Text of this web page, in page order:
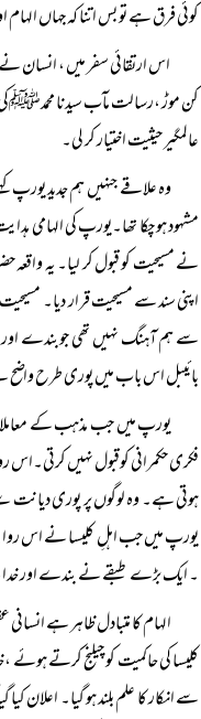
کوئی فرق ہے تو بس اتنا کہ جہاں
اس ارتقائی سفر میں ، انسان
کن موڑ ،رسالت مآب سیدنا
عالمگیر حیثیت اختیار کر لی۔
وہ علاقے جنہیں ہم جدید یورپ
مشہود ہو چکا تھا۔یورپ کی الہامی
نے مسیحیت کو قبول کر لیا۔ یہ
اپنی سند سے مسیحیت قرار دیا۔
سے ہم آہنگ نہیں تھی جوبندے اور
بائیبل اس باب میں پوری طرح
یورپ میں جب مذہب کے معاملات
فکری حکمرانی کوقبول نہیں
ہوتی ہے۔ وہ لوگوں پر پوری دیانت
یورپ میں جب اہلِ کلیسا نے اس
۔ ایک بڑے طبقے نے بندے اور خدا
الہام کا متبادل ظاہر ہے
کلیسا کی حاکمیت کو چیلنج کرتے
سے انکار کا علم بلند ہو گیا۔ اعلان